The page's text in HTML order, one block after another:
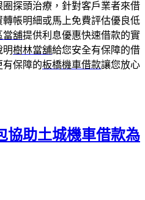
探頭治療，針對客戶業者來借
轉帳明細或馬上免費評估優良低
當舖提供利息優惠快速借款的實
明樹林當舖給您安全有保障的借
有保障的板橋機車借款讓您放心
協助土城機車借款為